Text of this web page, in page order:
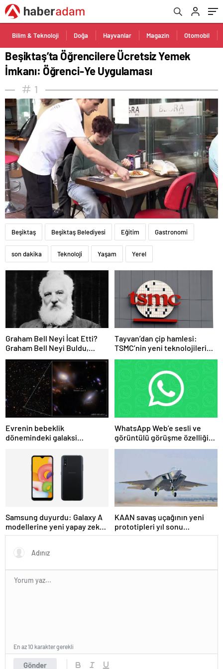
Bilim & Teknoloji Doğa Hayvanlar Magazin Otomobil
Beşiktaş’ta Öğrencilere Ücretsiz Yemek
İmkanı: Öğrenci-Ye Uygulaması
1
Beşiktaş Beşiktaş Belediyesi Eğitim Gastronomi
son dakika Teknoloji Yaşam Yerel
Graham Bell Neyi İcat Etti?
Graham Bell Neyi Buldu,
Bilime Katkıları Nelerdir?
Tayvan’dan çip hamlesi:
TSMC’nin yeni teknolojileri
ülke dışına çıkmayacak
Evrenin bebeklik
dönemindeki galaksi
WhatsApp Web’e sesli ve
görüntülü görüşme özelliği
Samsung duyurdu: Galaxy A
modellerine yeni yapay zeka
özelliği geliyor
KAAN savaş uçağının yeni
prototipleri yıl sonu
gökyüzünde
Gönder
En az 10 karakter gerekli